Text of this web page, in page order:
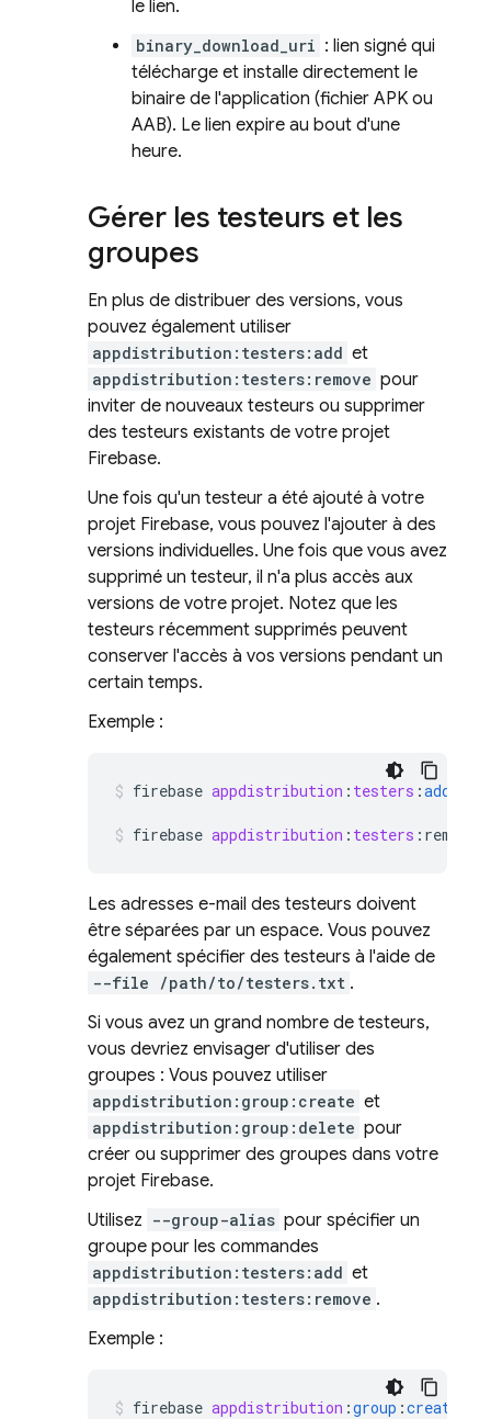
le lien.
binary_download_uri : lien signé qui
télécharge et installe directement le
binaire de l'application (fichier APK ou
AAB). Le lien expire au bout d'une
heure.
Gérer les testeurs et les
groupes
En plus de distribuer des versions, vous
pouvez également utiliser
appdistribution:testers:add et
appdistribution:testers:remove pour
inviter de nouveaux testeurs ou supprimer
des testeurs existants de votre projet
Firebase.
Une fois qu'un testeur a été ajouté à votre
projet Firebase, vous pouvez l'ajouter à des
versions individuelles. Une fois que vous avez
supprimé un testeur, il n'a plus accès aux
versions de votre projet. Notez que les
testeurs récemment supprimés peuvent
conserver l'accès à vos versions pendant un
certain temps.
Exemple :
firebase appdistribution : testers :add
firebase appdistribution : testers : remove
Les adresses e-mail des testeurs doivent
être séparées par un espace. Vous pouvez
également spécifier des testeurs à l'aide de
--file /path/to/testers.txt .
Si vous avez un grand nombre de testeurs,
vous devriez envisager d'utiliser des
groupes : Vous pouvez utiliser
appdistribution:group:create et
appdistribution:group:delete pour
créer ou supprimer des groupes dans votre
projet Firebase.
Utilisez --group-alias pour spécifier un
groupe pour les commandes
appdistribution:testers:add et
appdistribution:testers:remove .
Exemple :
firebase appdistribution :group :create